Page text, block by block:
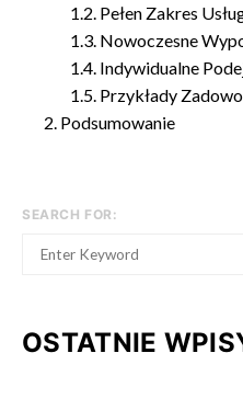
Pełen Zakres
Nowoczesne
Indywidualne
Przykłady
Podsumowanie
SEARCH FOR:
OSTATNIE